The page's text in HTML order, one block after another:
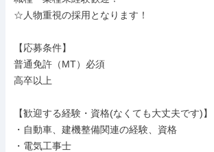
☆人物重視の採用となります！
【応募条件】
普通免許（MT）必須
高卒以上
【歓迎する経験・資格(なくても大丈夫です)】
・自動車、建機整備関連の経験、資格
・電気工事士